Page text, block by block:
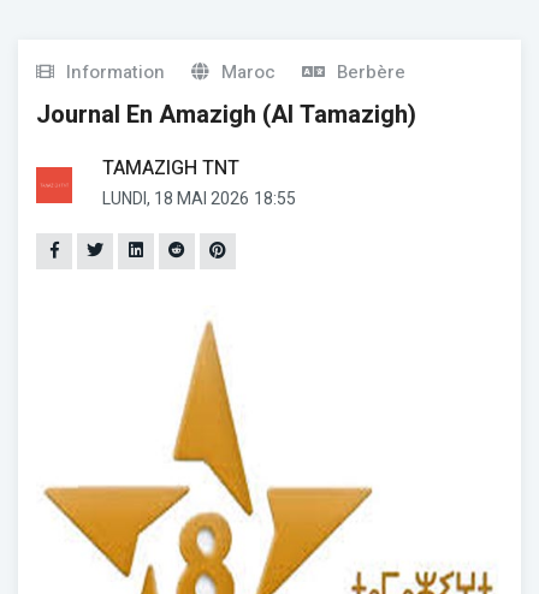
Information Maroc Berbère
Journal En Amazigh (Al Tamazigh)
TAMAZIGH TNT
LUNDI, 18 MAI 2026 18:55